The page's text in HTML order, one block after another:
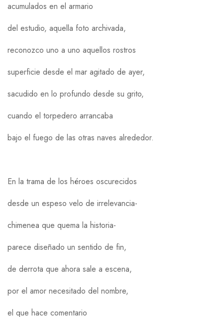
acumulados en el armario
del estudio, aquella foto archivada,
reconozco uno a uno aquellos rostros
superficie desde el mar agitado de ayer,
sacudido en lo profundo desde su grito,
cuando el torpedero arrancaba
bajo el fuego de las otras naves alrededor.
En la trama de los héroes oscurecidos
desde un espeso velo de irrelevancia-
chimenea que quema la historia-
parece diseñado un sentido de fin,
de derrota que ahora sale a escena,
por el amor necesitado del nombre,
el que hace comentario